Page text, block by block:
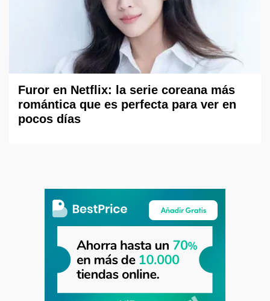
Furor en Netflix: la serie coreana más
romántica que es perfecta para ver en
pocos días